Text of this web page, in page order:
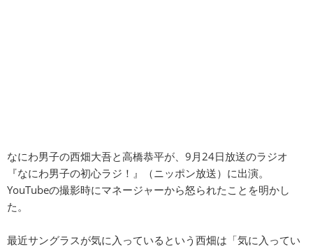
なにわ男子の西畑大吾と高橋恭平が、9月24日放送のラジオ
『なにわ男子の初心ラジ！』（ニッポン放送）に出演。
YouTubeの撮影時にマネージャーから怒られたことを明かし
た。
最近サングラスが気に入っているという西畑は「気に入ってい